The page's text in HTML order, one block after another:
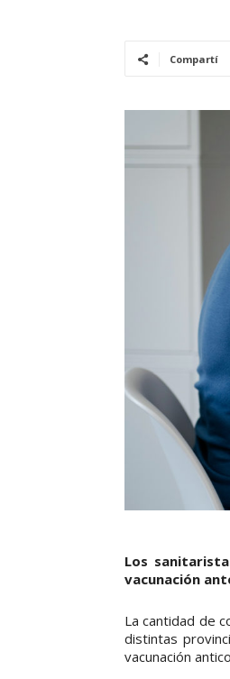
Compartí
Los
vacunación
La cantidad de
distintas
vacunación